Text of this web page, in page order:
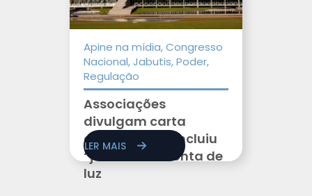
Apine na mídia, Congresso
Nacional, Jabutis, Poder,
Regulação
Associações
divulgam carta
contra PL que incluiu
“jabutis” na conta de
luz
LER MAIS